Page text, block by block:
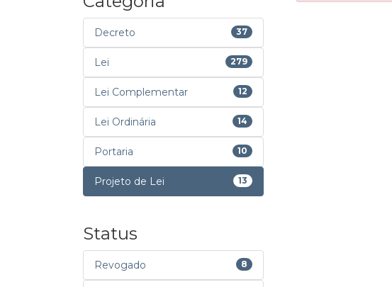
Decreto 37
Lei 279
Lei Complementar 12
Lei Ordinária 14
Portaria 10
Projeto de Lei 13
Status
Revogado 8